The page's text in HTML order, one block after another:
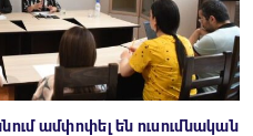
ամփոփել են ուսումնական